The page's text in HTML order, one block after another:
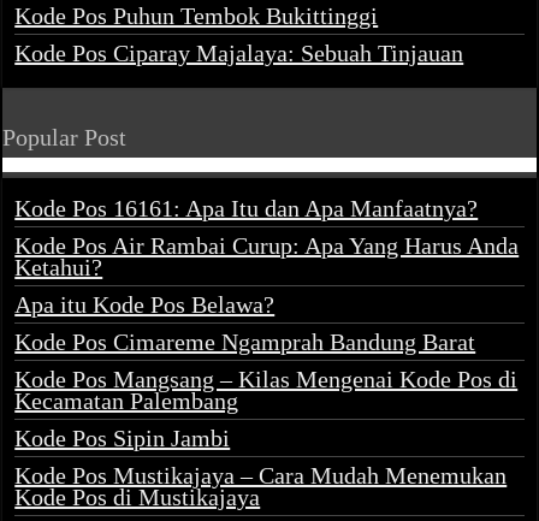
Kode Pos Puhun Tembok Bukittinggi
Kode Pos Ciparay Majalaya: Sebuah Tinjauan
Popular Post
Kode Pos 16161: Apa Itu dan Apa Manfaatnya?
Kode Pos Air Rambai Curup: Apa Yang Harus Anda
Ketahui?
Apa itu Kode Pos Belawa?
Kode Pos Cimareme Ngamprah Bandung Barat
Kode Pos Mangsang – Kilas Mengenai Kode Pos di
Kecamatan Palembang
Kode Pos Sipin Jambi
Kode Pos Mustikajaya – Cara Mudah Menemukan
Kode Pos di Mustikajaya